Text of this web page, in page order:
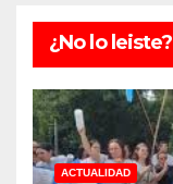
¿No lo leiste?
ACTUALIDAD